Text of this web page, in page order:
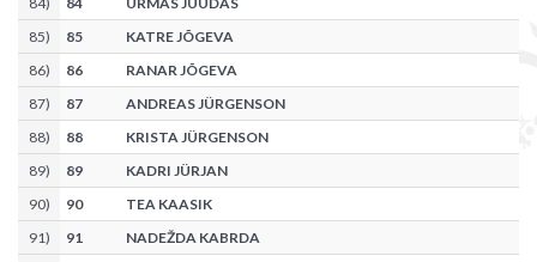
85) 85
KATRE JÕGEVA
86) 86
RANAR JÕGEVA
87) 87
ANDREAS JÜRGENSON
88) 88
KRISTA JÜRGENSON
89) 89
KADRI JÜRJAN
90) 90
TEA KAASIK
91) 91 NADEŽDA KABRDA